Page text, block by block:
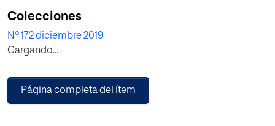
Esquilo, pero con referencias a autores
modernos. No se trata solo de un trabajo
erudito sino, sobre todo, de la experiencia de
de las piezas comentadas, destila su potencial
dramático y demuestra la profunda influencia
Colecciones
Nº 172 diciembre 2019
Cargando...
Página completa del ítem